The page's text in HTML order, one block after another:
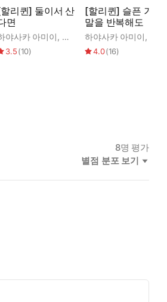
터스
리퀸] 둘이서 산
면
야사카 아미이, 제시카 스틸
3.5(10)
[할리퀸] 슬픈 거짓
말을 반복해도
하야사카 아미이,
4.0(16)
8명 평가
별점 분포 보기